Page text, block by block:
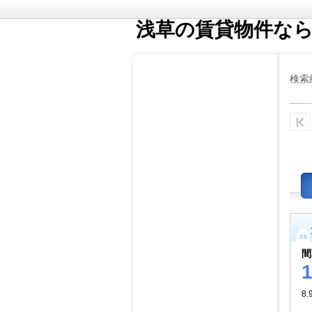
浅草の賃貸物件な
検索